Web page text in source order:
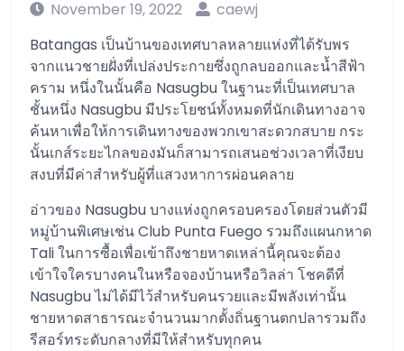
November 19, 2022
caewj
Batangas เป็นบ้านของเทศบาลหลายแห่งที่ได้รับพร
จากแนวชายฝั่งที่เปล่งประกายซึ่งถูกลบออกและน้ำสีฟ้า
คราม หนึ่งในนั้นคือ Nasugbu ในฐานะที่เป็นเทศบาล
ชั้นหนึ่ง Nasugbu มีประโยชน์ทั้งหมดที่นักเดินทางอาจ
ค้นหาเพื่อให้การเดินทางของพวกเขาสะดวกสบาย กระ
นั้นเกส์ระยะไกลของมันก็สามารถเสนอช่วงเวลาที่เงียบ
สงบที่มีค่าสำหรับผู้ที่แสวงหาการผ่อนคลาย
อ่าวของ Nasugbu บางแห่งถูกครอบครองโดยส่วนตัวมี
หมู่บ้านพิเศษเช่น Club Punta Fuego รวมถึงแผนกหาด
Tali ในการซื้อเพื่อเข้าถึงชายหาดเหล่านี้คุณจะต้อง
เข้าใจใครบางคนในหรือจองบ้านหรือวิลล่า โชคดีที่
Nasugbu ไม่ได้มีไว้สำหรับคนรวยและมีพลังเท่านั้น
ชายหาดสาธารณะจำนวนมากตั้งถิ่นฐานตกปลารวมถึง
รีสอร์ทระดับกลางที่มีให้สำหรับทุกคน